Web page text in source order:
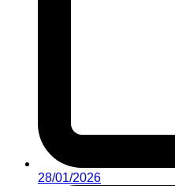
28/01/2026